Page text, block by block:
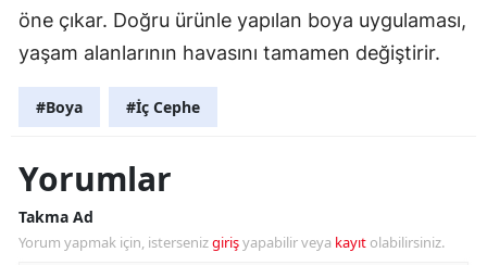
öne çıkar. Doğru ürünle yapılan boya uygulaması,
yaşam alanlarının havasını tamamen değiştirir.
#Boya #İç Cephe
Yorumlar
Takma Ad
Yorum yapmak için, istersenizgirişyapabilir veya kayıt olabilirsiniz.